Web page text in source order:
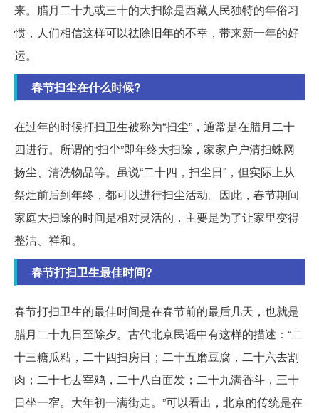
来。腊月二十九或三十的大扫除是西藏人民独特的年俗习
惯，人们相信这样可以祛除旧年的不幸，带来新一年的好
运。
春节扫尘在什么时候?
在过年的时候打扫卫生被称为“扫尘”，通常是在腊月二十
四进行。所谓的“扫尘”即年终大扫除，家家户户清扫蛛网
扬尘、清洗物品等。虽说“二十四，扫尘日”，但实际上从
祭灶前后到年终，都可以进行扫尘活动。因此，春节期间
家庭大扫除的时间是相对灵活的，主要是为了让家里变得
整洁、祥和。
春节打扫卫生最佳时间?
春节打扫卫生的最佳时间是在春节前的最后几天，也就是
腊月二十九日至除夕。古代北京民谣中有这样的描述：“二
十三糖瓜粘，二十四扫房日；二十五磨豆腐，二十六去割
肉；二十七去宰鸡，二十八白面发；二十九满香斗，三十
日坐一宿。大年初一满街走。”可以看出，北京的传统是在